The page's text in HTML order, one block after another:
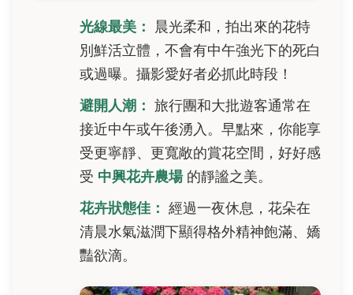
光線最美： 晨光柔和，拍出來的花特
別鮮活立體，不會有中午強光下的死白
或過曝。攝影愛好者必抓此時段！
避開人潮： 旅行團和大批遊客通常在
接近中午或午後湧入。早點來，你能享
受更寧靜、更寬敞的賞花空間，好好感
受 中興花卉農場的靜謐之美。
花卉狀態佳： 經過一夜休息，花朵在
清晨水氣滋潤下顯得格外精神飽滿、嬌
豔欲滴。